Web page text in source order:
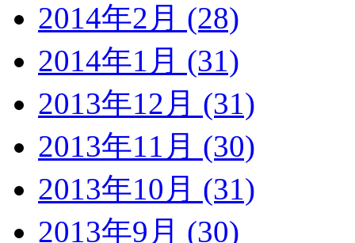
2014年2月 (28)
2014年1月 (31)
2013年12月 (31)
2013年11月 (30)
2013年10月 (31)
2013年9月 (30)